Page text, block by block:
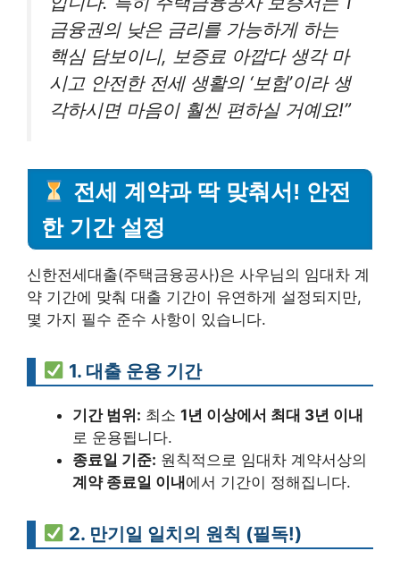
금융권의 낮은 금리를 가능하게 하는
핵심 담보이니, 보증료 아깝다 생각 마
시고 안전한 전세 생활의 ‘보험’이라 생
각하시면 마음이 훨씬 편하실 거예요!”
전세 계약과 딱 맞춰서! 안전
한 기간 설정
신한전세대출(주택금융공사)은 사우님의 임대차 계
약 기간에 맞춰 대출 기간이 유연하게 설정되지만,
몇 가지 필수 준수 사항이 있습니다.
1. 대출 운용 기간
기간 범위: 최소 1년 이상에서 최대 3년 이내
로 운용됩니다.
종료일 기준: 원칙적으로 임대차 계약서상의
계약 종료일 이내 에서 기간이 정해집니다.
2. 만기일 일치의 원칙 (필독!)